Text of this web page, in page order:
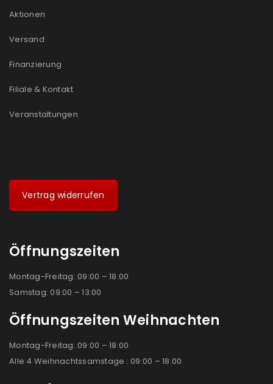
Aktionen
Versand
Finanzierung
Filiale & Kontakt
Veranstaltungen
Vertrag widerrufen
Öffnungszeiten
Montag-Freitag: 09:00 – 18:00
Samstag: 09:00 – 13:00
Öffnungszeiten Weihnachten
Montag-Freitag: 09:00 – 18:00
Alle 4 Weihnachtssamstage : 09:00 – 18:00